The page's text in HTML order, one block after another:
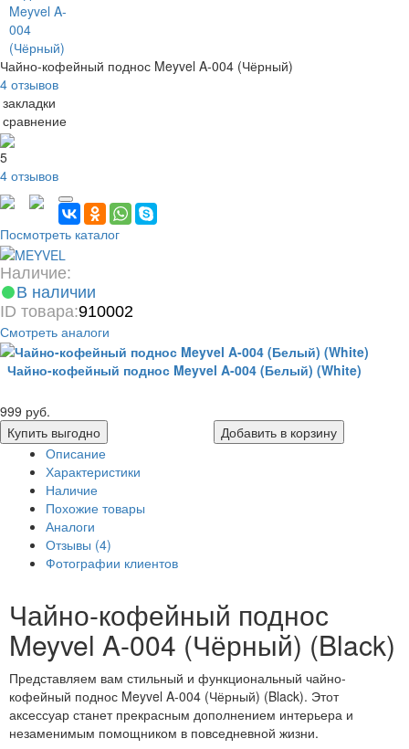
Чайно-кофейный поднос Meyvel A-004 (Чёрный)
4 отзывов
5
4 отзывов
Посмотреть каталог
Наличие:
В наличии
ID товара:910002
Смотреть аналоги
Чайно-кофейный поднос Meyvel A-004 (Белый) (White)
999 руб.
Купить выгодно
Добавить в корзину
Описание
Характеристики
Наличие
Похожие товары
Аналоги
Отзывы (4)
Фотографии клиентов
Чайно-кофейный поднос
Meyvel A-004 (Чёрный) (Black)
Представляем вам стильный и функциональный чайно-
кофейный поднос Meyvel A-004 (Чёрный) (Black). Этот
аксессуар станет прекрасным дополнением интерьера и
незаменимым помощником в повседневной жизни.